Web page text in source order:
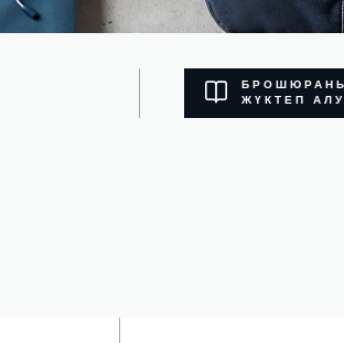
ЖҮКТЕП АЛУ